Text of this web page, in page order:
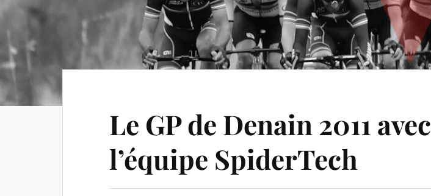
Le GP de Denain 2011 avec
l’équipe SpiderTech